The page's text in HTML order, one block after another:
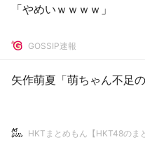
「やめいｗｗｗｗ」
GOSSIP速報
矢作萌夏「萌ちゃん不足
HKTまとめもん【HKT48のま